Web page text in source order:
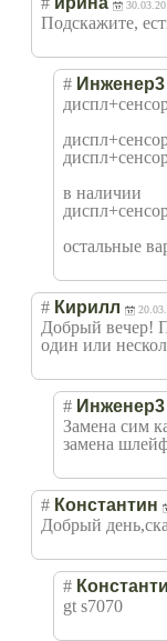
Подскажите,
# Инженер3
в наличии
остальные
# Кирилл
Добрый вечер!
один или
# Инженер3
Замена сим
замена
# Константин
Добрый
#
gt s7070